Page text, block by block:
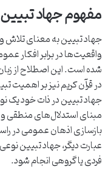
مفهوم جهاد تبیین
جهاد تبیین به معنای تلاش
واقعیت‌ها در برابر افکار
شده است. این اصطلاح از
در قرآن کریم نیز بر
جهاد تبیین در ذات خود یک
مبنای استدلال‌های منطقی
بازسازی اذهان عمومی در
عبارت دیگر، جهاد تبیین
فردی یا گروهی انجام شود.